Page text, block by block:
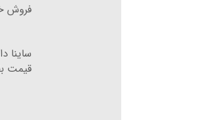
فروش
ساینا
قیمت